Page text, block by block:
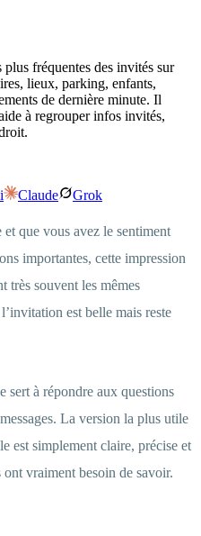
plus fréquentes des invités sur
lieux, parking, enfants,
de dernière minute. Il
à regrouper infos invités,
Claude Grok
que vous avez le sentiment
importantes, cette impression
très souvent les mêmes
est belle mais reste
sert à répondre aux questions
La version la plus utile
est simplement claire, précise et
vraiment besoin de savoir.